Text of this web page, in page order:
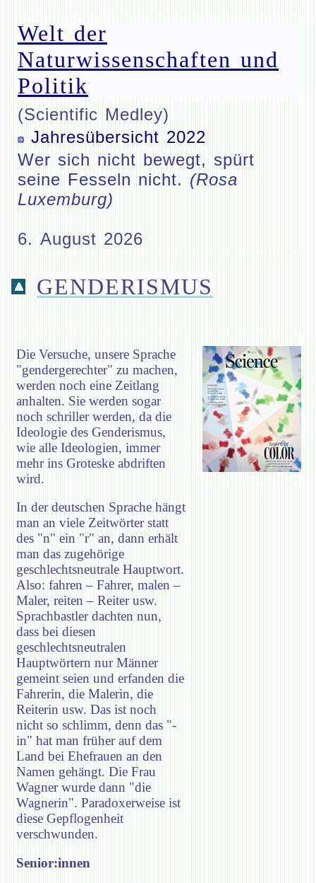
Welt der
Naturwissenschaften und
Politik
(Scientific Medley)
Jahresübersicht 2022
Wer sich nicht bewegt, spürt
seine Fesseln nicht. (Rosa
Luxemburg)
6. August 2026
GENDERISMUS
Die Versuche, unsere Sprache
"gendergerechter" zu machen,
werden noch eine Zeitlang
anhalten. Sie werden sogar
noch schriller werden, da die
Ideologie des Genderismus,
wie alle Ideologien, immer
mehr ins Groteske abdriften
wird.
In der deutschen Sprache hängt
man an viele Zeitwörter statt
des "n" ein "r" an, dann erhält
man das zugehörige
geschlechtsneutrale Hauptwort.
Also: fahren – Fahrer, malen –
Maler, reiten – Reiter usw.
Sprachbastler dachten nun,
dass bei diesen
geschlechtsneutralen
Hauptwörtern nur Männer
gemeint seien und erfanden die
Fahrerin, die Malerin, die
Reiterin usw. Das ist noch
nicht so schlimm, denn das "-
in" hat man früher auf dem
Land bei Ehefrauen an den
Namen gehängt. Die Frau
Wagner wurde dann "die
Wagnerin". Paradoxerweise ist
diese Gepflogenheit
verschwunden.
Senior:innen